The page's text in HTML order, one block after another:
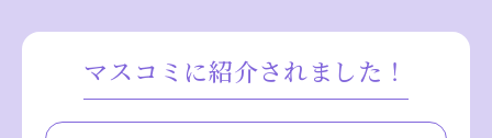
マスコミに紹介されました！